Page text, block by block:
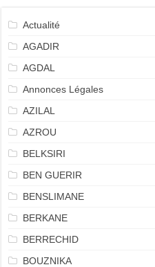
Actualité
AGADIR
AGDAL
Annonces Légales
AZILAL
AZROU
BELKSIRI
BEN GUERIR
BENSLIMANE
BERKANE
BERRECHID
BOUZNIKA